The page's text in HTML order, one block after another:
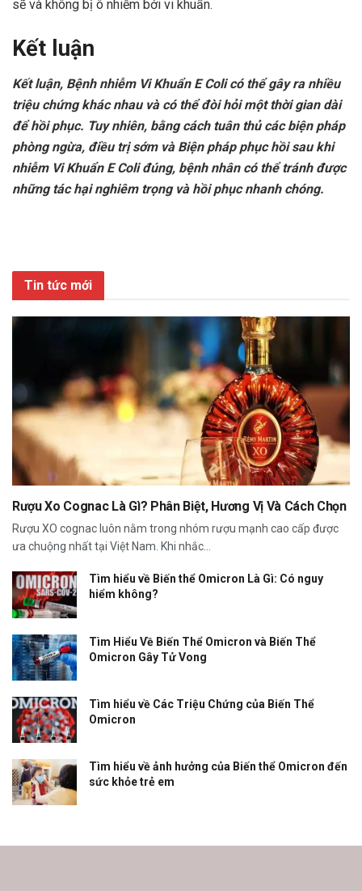
sẽ và không bị ô nhiễm bởi vi khuẩn.
Kết luận
Kết luận, Bệnh nhiễm Vi Khuẩn E Coli có thể gây ra nhiều
triệu chứng khác nhau và có thể đòi hỏi một thời gian dài
để hồi phục. Tuy nhiên, bằng cách tuân thủ các biện pháp
phòng ngừa, điều trị sớm và Biện pháp phục hồi sau khi
nhiễm Vi Khuẩn E Coli đúng, bệnh nhân có thể tránh được
những tác hại nghiêm trọng và hồi phục nhanh chóng.
Tin tức mới
Rượu Xo Cognac Là Gì? Phân Biệt, Hương Vị Và Cách Chọn
Rượu XO cognac luôn nằm trong nhóm rượu mạnh cao cấp được
ưa chuộng nhất tại Việt Nam. Khi nhắc...
Tìm hiểu về Biến thể Omicron Là Gì: Có nguy
hiểm không?
Tìm Hiểu Về Biến Thể Omicron và Biến Thể
Omicron Gây Tử Vong
Tìm hiểu về Các Triệu Chứng của Biến Thể
Omicron
Tìm hiểu về ảnh hưởng của Biến thể Omicron đến
sức khỏe trẻ em